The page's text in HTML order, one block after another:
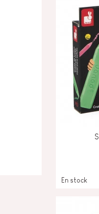
En stock